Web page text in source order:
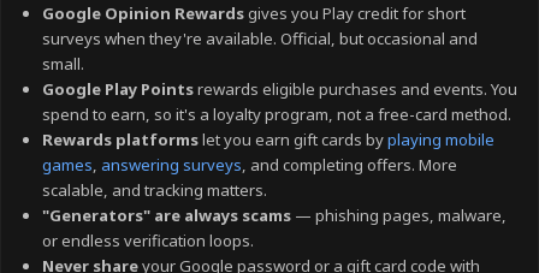
Google Opinion Rewardsgives you Play credit for short
surveys when they're available. Official, but occasional and
small.
Google Play Pointsrewards eligible purchases and events. You
spend to earn, so it's a loyalty program, not a free-card method.
Rewards platformslet you earn gift cards byplaying mobile
games answering surveys , and completing offers. More
scalable, and tracking matters.
"Generators" are always scams— phishing pages, malware,
or endless verification loops.
Never shareyour Google password or a gift card code with